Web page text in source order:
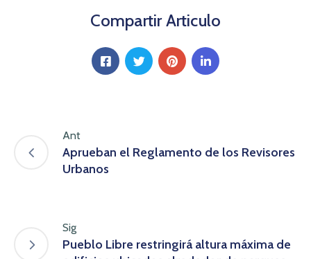
Compartir Articulo
Ant
Aprueban el Reglamento de los Revisores
Urbanos
Sig
Pueblo Libre restringirá altura máxima de